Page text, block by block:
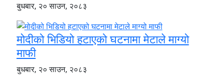
बुधबार, २० साउन, २०८३
मोदीको भिडियो हटाएको घटनामा मेटाले माग्यो
माफी
बुधबार, २० साउन, २०८३